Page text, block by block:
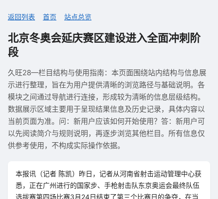
返回列表 首页 站点总览
北京冬奥会延庆赛区建设进入全面冲刺阶
段
久旺28—栏目结构与使用指南：本页面围绕站内结构与信息展
示进行整理，旨在为用户提供清晰的浏览路径与基础说明。各
模块之间通过导航进行连接，形成较为清晰的信息层级结构。
数据展示区域主要用于呈现结果信息及历史记录，具体内容以
当前页面为准。问：新用户应该如何开始使用？答：新用户可
以先阅读简介与规则说明，再逐步浏览其他栏目。所有信息仅
供参考使用，不构成实际操作依据。
本报讯（记者 陈凯）昨日，记者从河南省射击运动管理中心获
悉，正在广州进行的国家步、手枪射击队东京奥运会最终队伍
选拔赛第四场比赛3月24日结束了第三个比赛日的争夺，在当